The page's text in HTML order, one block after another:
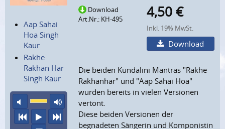
Aap Sahai
Hoa Singh
Kaur
Rakhe
Rakhan Har
Singh Kaur
Ton aus
maximale Laustärke
vorheriger Titel
Abspielennächster Titel
Download
Art.Nr.: KH-495
4,50 €
Inkl. 19% MwSt.
Download
Die beiden Kundalini Mantras "Rakhe
Rakhanhar" und "Aap Sahai Hoa"
wurden bereits in vielen Versionen
vertont.
Diese beiden Versionen der
begnadeten Sängerin und Komponistin